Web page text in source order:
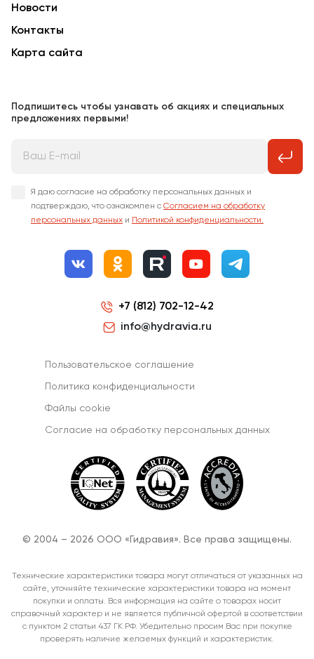
Новости
Контакты
Карта сайта
Подпишитесь чтобы узнавать об акциях и специальных
предложениях первыми!
Я даю согласие на обработку персональных данных и
подтверждаю, что ознакомлен с Согласием на обработку
персональных данных и Политикой конфиденциальности.
+7 (812) 702-12-42
info@hydravia.ru
Пользовательское соглашение
Политика конфиденциальности
Файлы cookie
Согласиe на обработку персональных данных
© 2004 – 2026 ООО «Гидравия». Все права защищены.
Технические характеристики товара могут отличаться от указанных на
сайте, уточняйте технические характеристики товара на момент
покупки и оплаты. Вся информация на сайте о товарах носит
справочный характер и не является публичной офертой в соответствии
с пунктом 2 статьи 437 ГК РФ. Убедительно просим Вас при покупке
проверять наличие желаемых функций и характеристик.